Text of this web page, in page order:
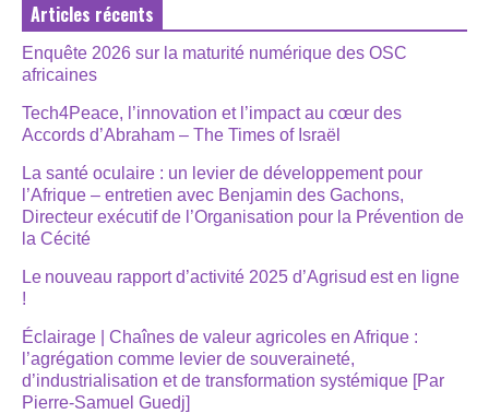
Articles récents
Enquête 2026 sur la maturité numérique des OSC
africaines
Tech4Peace, l’innovation et l’impact au cœur des
Accords d’Abraham – The Times of Israël
La santé oculaire : un levier de développement pour
l’Afrique – entretien avec Benjamin des Gachons,
Directeur exécutif de l’Organisation pour la Prévention de
la Cécité
Le nouveau rapport d’activité 2025 d’Agrisud est en ligne
!
Éclairage | Chaînes de valeur agricoles en Afrique :
l’agrégation comme levier de souveraineté,
d’industrialisation et de transformation systémique [Par
Pierre-Samuel Guedj]